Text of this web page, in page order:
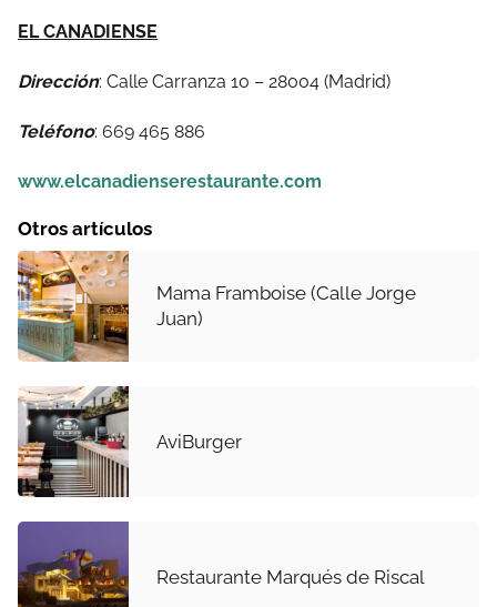
EL CANADIENSE
Dirección: Calle Carranza 10 – 28004 (Madrid)
Teléfono: 669 465 886
www.elcanadienserestaurante.com
Otros artículos
Mama Framboise (Calle Jorge
Juan)
AviBurger
Restaurante Marqués de Riscal